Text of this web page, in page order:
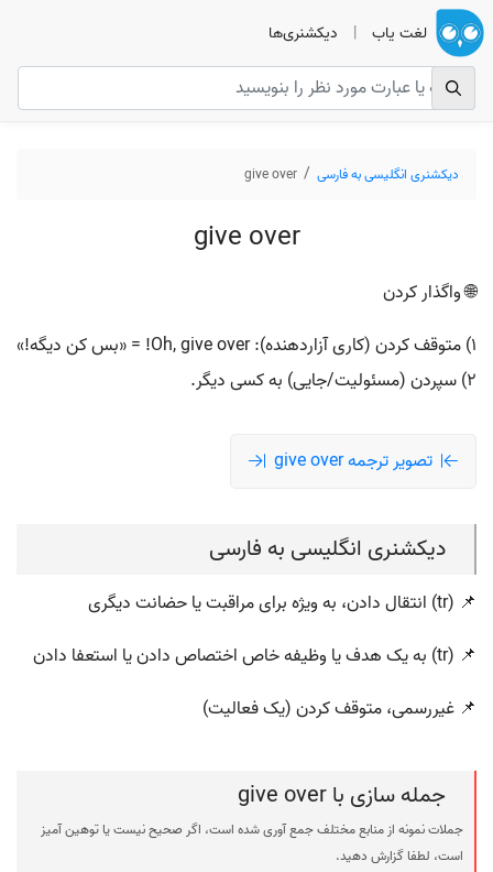
لغت یاب | دیکشنری‌ها
دیکشنری انگلیسی به فارسی give over
give over
🌐 واگذار کردن
۱) متوقف کردن (کاری آزاردهنده): Oh, give over! = «بس کن دیگه!»
۲) سپردن (مسئولیت/جایی) به کسی دیگر.
تصویر ترجمه give over
دیکشنری انگلیسی به فارسی
📌 (tr) انتقال دادن، به ویژه برای مراقبت یا حضانت دیگری
📌 (tr) به یک هدف یا وظیفه خاص اختصاص دادن یا استعفا دادن
📌 غیررسمی، متوقف کردن (یک فعالیت)
جمله سازی با give over
جملات نمونه از منابع مختلف جمع آوری شده است، اگر صحیح نیست یا توهین آمیز
است، لطفا گزارش دهید.